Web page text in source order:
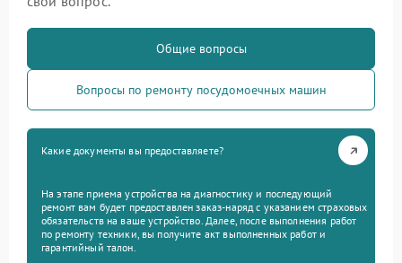
Общие вопросы
Вопросы по ремонту посудомоечных машин
Какие документы вы предоставляете?
На этапе приема устройства на диагностику и последующий
ремонт вам будет предоставлен заказ-наряд с указанием страховых
обязательств на ваше устройство. Далее, после выполнения работ
по ремонту техники, вы получите акт выполненных работ и
гарантийный талон.